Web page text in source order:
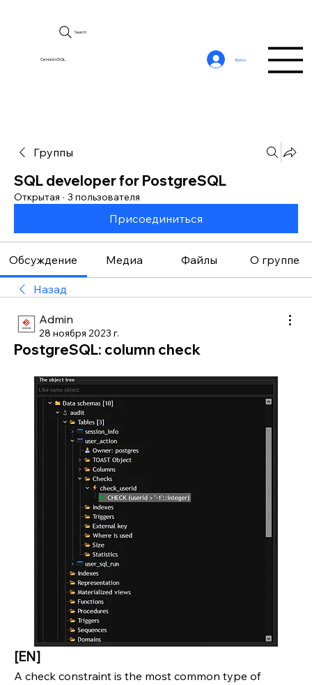
CerebroSQL
Search
Войти
Группы
SQL developer for PostgreSQL
Открытая · 3 пользователя
Присоединиться
Обсуждение Медиа Файлы О группе
Назад
Admin
28 ноября 2023 г.
PostgreSQL: column check
[EN]
A check constraint is the most common type of